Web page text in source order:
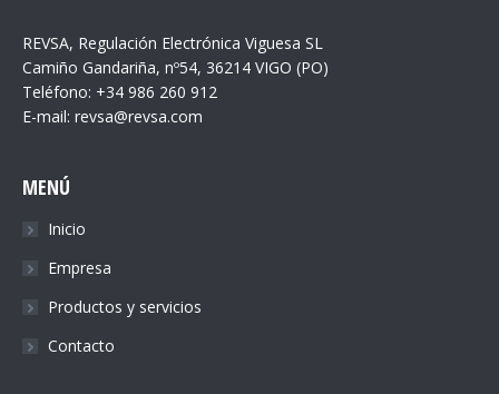
REVSA, Regulación Electrónica Viguesa SL
Camiño Gandariña, nº54, 36214 VIGO (PO)
Teléfono: +34 986 260 912
E-mail: revsa@revsa.com
MENÚ
Inicio
Empresa
Productos y servicios
Contacto